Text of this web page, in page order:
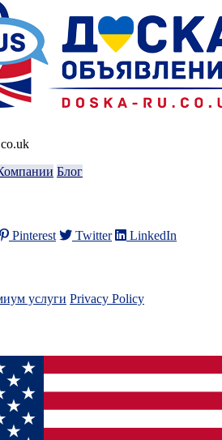
Блог
Pinterest Twitter LinkedIn
услуги Privacy Policy